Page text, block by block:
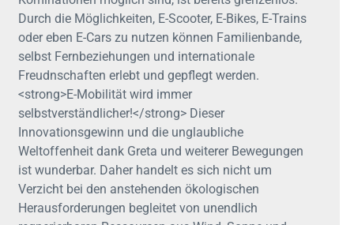
Durch die Möglichkeiten, E-Scooter, E-Bikes, E-Trains
oder eben E-Cars zu nutzen können Familienbande,
selbst Fernbeziehungen und internationale
Freudnschaften erlebt und gepflegt werden.
<strong>E-Mobilität wird immer
selbstverständlicher!</strong> Dieser
Innovationsgewinn und die unglaubliche
Weltoffenheit dank Greta und weiterer Bewegungen
ist wunderbar. Daher handelt es sich nicht um
Verzicht bei den anstehenden ökologischen
Herausforderungen begleitet von unendlich